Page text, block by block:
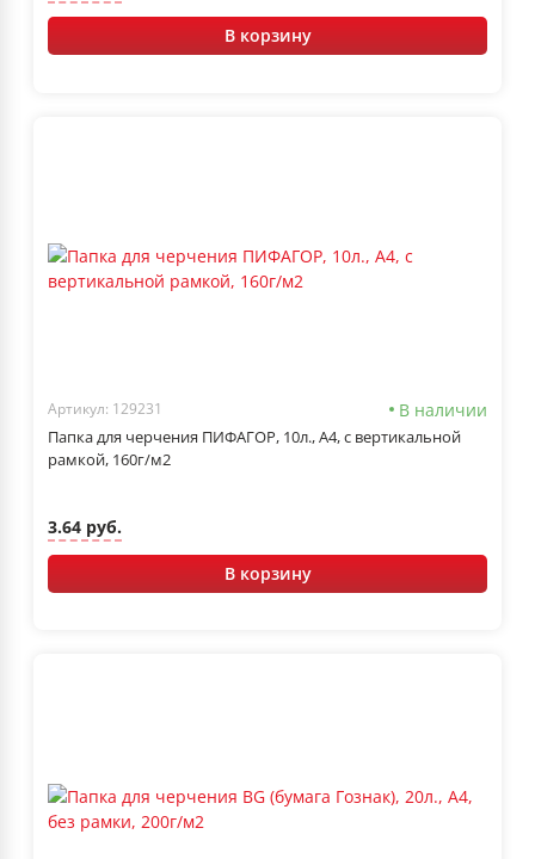
В корзину
Артикул: 129231 В наличии
Папка для черчения ПИФАГОР, 10л., А4, с вертикальной
рамкой, 160г/м2
3.64 руб.
В корзину